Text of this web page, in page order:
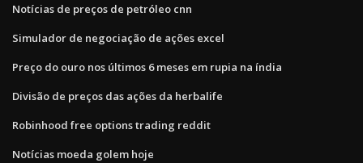
Notícias de preços de petróleo cnn
Simulador de negociação de ações excel
Preço do ouro nos últimos 6 meses em rupia na índia
Divisão de preços das ações da herbalife
Robinhood free options trading reddit
Notícias moeda golem hoje